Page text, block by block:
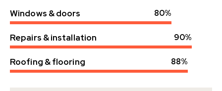
Windows & doors 80%
Repairs & installation 90%
Roofing & flooring 88%